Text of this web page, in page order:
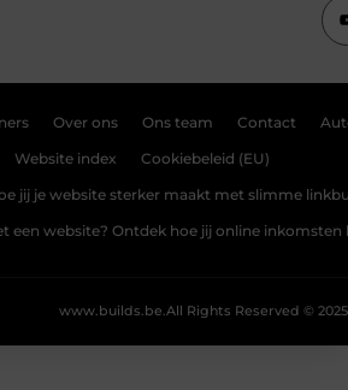
Over ons Ons team Contact
Website index Cookiebeleid (EU)
jij je website sterker maakt met slimme
een website? Ontdek hoe jij online
All Rights Reserved © 2025
www.builds.be.